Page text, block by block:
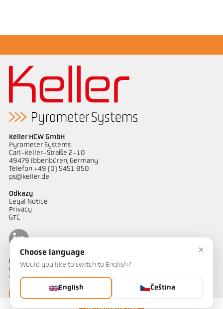
Kontaktujte nás
Keller HCW GmbH
Pyrometer Systems
Carl-Keller-Straße 2-10
49479 Ibbenbüren, Germany
Telefon +49 (0) 5451 850
ps@keller.de
Odkazy
Legal Notice
Privacy
GTC
Kontakt
Máte dotazy ohledně našich řešení pro měření teploty? Náš tým
vám bude rád nápomocen.
Kontaktujte nás
×
Choose language
Would you like to switch to English?
English Čeština